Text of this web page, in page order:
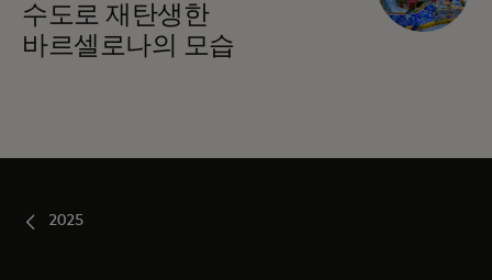
수도로 재탄생한
바르셀로나의 모습
2025